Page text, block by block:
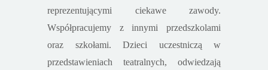
reprezentującymi ciekawe zawody.
Współpracujemy z innymi przedszkolami
oraz szkołami. Dzieci uczestniczą w
przedstawieniach teatralnych, odwiedzają